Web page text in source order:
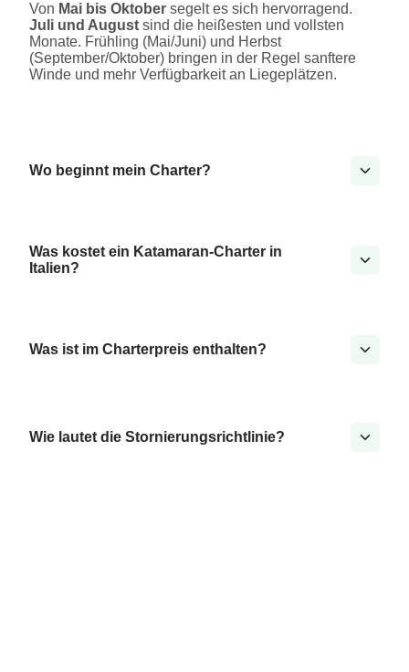
Von Mai bis Oktober segelt es sich hervorragend.
Juli und August sind die heißesten und vollsten
Monate. Frühling (Mai/Juni) und Herbst
(September/Oktober) bringen in der Regel sanftere
Winde und mehr Verfügbarkeit an Liegeplätzen.
Wo beginnt mein Charter?
Was kostet ein Katamaran-Charter in
Italien?
Was ist im Charterpreis enthalten?
Wie lautet die Stornierungsrichtlinie?